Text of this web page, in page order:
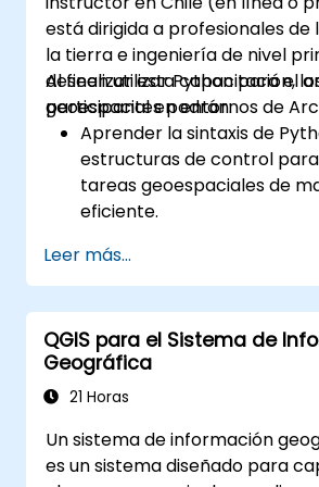
está dirigida a profesionales de
la tierra e ingeniería de nivel
deseen utilizar Python para el
geoespacial en entornos de
Al finalizar esta capacitación,
participantes podrán:
Aprender la sintaxis de
estructuras de control
tareas geoespaciales de
eficiente.
el análisis y la visualización
SIG.
Manipular y analizar datos
con las bibliotecas
PyQGIS.
Automatizar procesos y
Python en ArcGIS y QGIS.
Desarrollar herramientas
Leer más...
QGIS para el Sistema de
Geográfica
21 Horas
Un sistema de información
es un sistema diseñado para